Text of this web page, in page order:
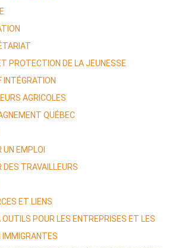
PROTECTION DE LA JEUNESSE
INTÉGRATION
AGRICOLES
QUÉBEC
UN EMPLOI
DES TRAVAILLEURS
ET LIENS
OUTILS POUR LES ENTREPRISES ET LES
IMMIGRANTES